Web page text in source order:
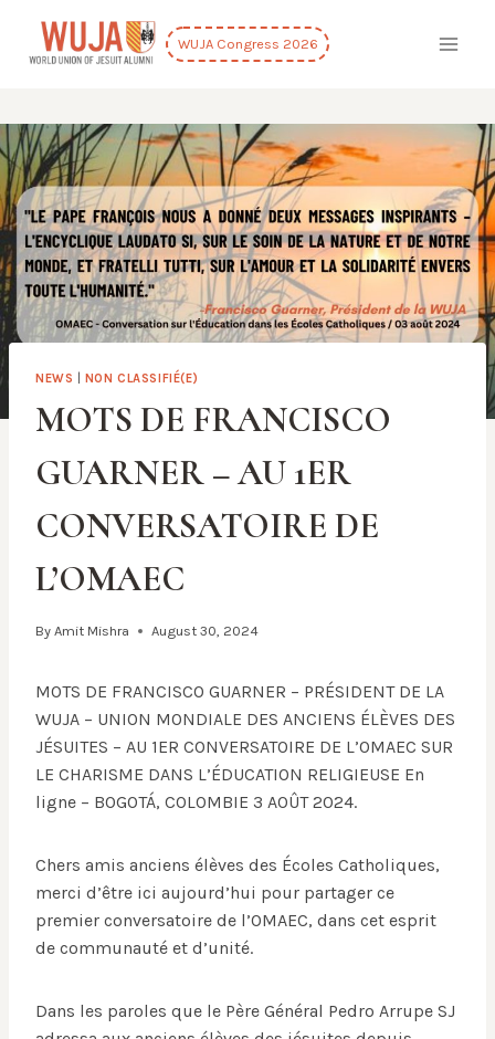
content
WUJA Congress 2026
NEWS NON CLASSIFIÉ(E)
MOTS DE FRANCISCO
GUARNER – AU 1ER
CONVERSATOIRE DE
L’OMAEC
By Amit Mishra August 30, 2024
MOTS DE FRANCISCO GUARNER – PRÉSIDENT DE LA
WUJA – UNION MONDIALE DES ANCIENS ÉLÈVES DES
JÉSUITES – AU 1ER CONVERSATOIRE DE L’OMAEC SUR
LE CHARISME DANS L’ÉDUCATION RELIGIEUSE En
ligne – BOGOTÁ, COLOMBIE 3 AOÛT 2024.
Chers amis anciens élèves des Écoles Catholiques,
merci d’être ici aujourd’hui pour partager ce
premier conversatoire de l’OMAEC, dans cet esprit
de communauté et d’unité.
Dans les paroles que le Père Général Pedro Arrupe SJ